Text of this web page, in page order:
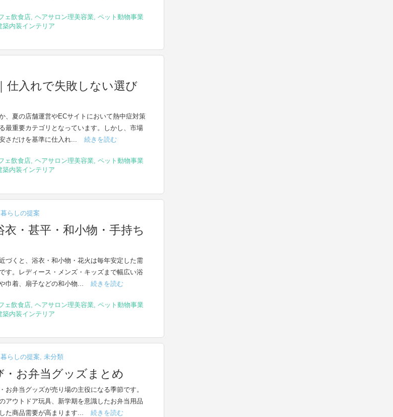
ェ飲食店, ヘアサロン理美容業 ペット動物事業
築内装インテリア
仕入れで失敗しない選び
、夏の店舗運営やECサイトにおいて熱中症対策
最重要カテゴリとなっています。しかし、市場
さだけを基準に仕入れ...
続きを読む
ェ飲食店, ヘアサロン理美容業, ペット動物事業
築内装インテリア
暮らしの提案
・甚平・和小物・手持ち
づくと、浴衣・和小物・花火は毎年安定した需
す。レディース・メンズ・キッズまで幅広い浴
巾着、扇子などの和小物...
続きを読む
ェ飲食店, ヘアサロン理美容業 ペット動物事業
築内装インテリア
暮らしの提案 未分類
・お弁当グッズまとめ
お弁当グッズが売り場の主役になる季節です。
アウトドア玩具、新学期を意識したお弁当用品
た商品需要が高まります...
続きを読む